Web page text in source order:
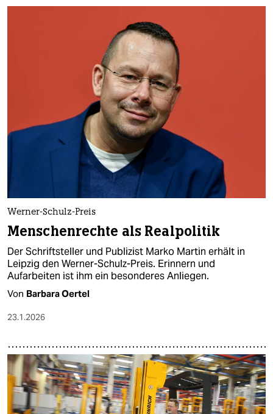
Werner-Schulz-Preis
Menschenrechte als Realpolitik
Der Schriftsteller und Publizist Marko Martin erhält in
Leipzig den Werner-Schulz-Preis. Erinnern und
Aufarbeiten ist ihm ein besonderes Anliegen.
Von Barbara Oertel
23.1.2026